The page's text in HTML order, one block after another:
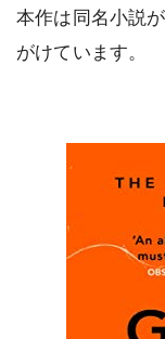
本作は同名小説
がけています。